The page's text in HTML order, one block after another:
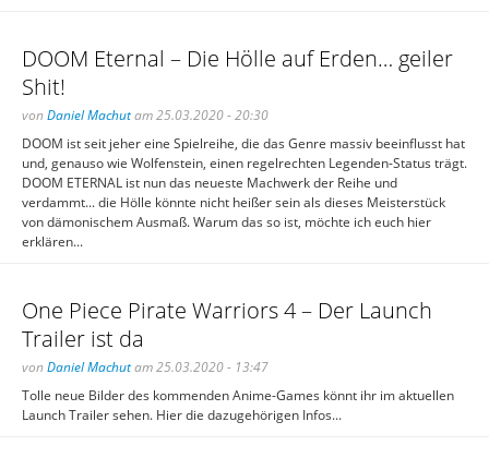
DOOM Eternal – Die Hölle auf Erden… geiler
Shit!
von Daniel Machutam 25.03.2020 - 20:30
DOOM ist seit jeher eine Spielreihe, die das Genre massiv beeinflusst hat
und, genauso wie Wolfenstein, einen regelrechten Legenden-Status trägt.
DOOM ETERNAL ist nun das neueste Machwerk der Reihe und
verdammt... die Hölle könnte nicht heißer sein als dieses Meisterstück
von dämonischem Ausmaß. Warum das so ist, möchte ich euch hier
erklären...
One Piece Pirate Warriors 4 – Der Launch
Trailer ist da
von Daniel Machutam 25.03.2020 - 13:47
Tolle neue Bilder des kommenden Anime-Games könnt ihr im aktuellen
Launch Trailer sehen. Hier die dazugehörigen Infos...